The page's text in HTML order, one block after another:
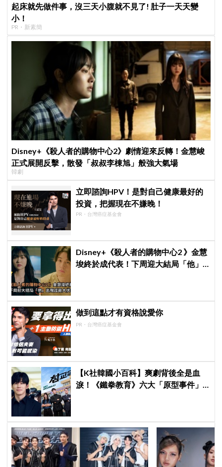
起床就先做件事，沒三天小腹就不見了! 肚子一天天變
小！
PR・新素簡
Disney+《殺人者的購物中心2》劇情迎來反轉！金慧峻
正式展開反擊，散發「叔叔李棟旭」般強大氣場
韓劇
立即諮詢HPV！是對自己健康最好的
投資，把握現在不嫌晚！
PR・台灣癌症基金會
Disney+《殺人者的購物中心2 》金慧
埈終於成代表！下周迎大結局「他」
做到這點才有資格說愛你
PR・台灣癌症基金會
【K社韓國小百科】爽劇背後全是血
淚！《鐵拳教育》六大「原型事件」